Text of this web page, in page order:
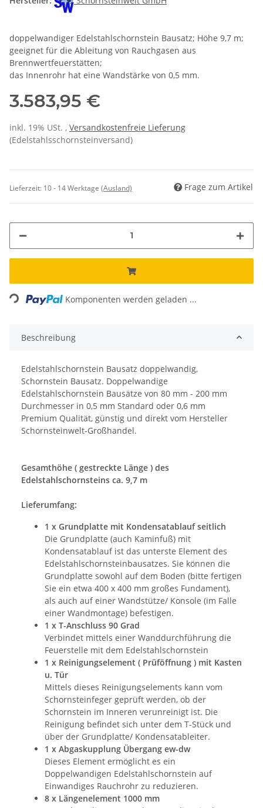
doppelwandiger Edelstahlschornstein Bausatz; Höhe 9,7 m;
geeignet für die Ableitung von Rauchgasen aus
Brennwertfeuerstätten;
das Innenrohr hat eine Wandstärke von 0,5 mm.
3.583,95 €
inkl. 19% USt. , Versandkostenfreie Lieferung
(Edelstahlsschornsteinversand)
Lieferzeit: 10 - 14 Werktage (Ausland) Frage zum Artikel
Loading... Komponenten werden geladen ...
Beschreibung
Edelstahlschornstein Bausatz doppelwandig,
Schornstein Bausatz. Doppelwandige
Edelstahlschornstein Bausätze von 80 mm - 200 mm
Durchmesser in 0,5 mm Standard oder 0,6 mm
Premium Qualität, günstig und direkt vom Hersteller
Schornsteinwelt-Großhandel.
Gesamthöhe ( gestreckte Länge ) des
Edelstahlschornsteins ca. 9,7 m
Lieferumfang:
1 x Grundplatte mit Kondensatablauf seitlich
Die Grundplatte (auch Kaminfuß) mit
Kondensatablauf ist das unterste Element des
Edelstahlschornsteinbausatzes. Sie können die
Grundplatte sowohl auf dem Boden (bitte fertigen
Sie ein etwa 400 x 400 mm großes Fundament),
als auch auf einer Wandstütze/ Konsole (im Falle
einer Wandmontage) befestigen.
1 x T-Anschluss 90 Grad
Verbindet mittels einer Wanddurchführung die
Feuerstelle mit dem Edelstahlschornstein
1 x Reinigungselement ( Prüföffnung ) mit Kasten
u. Tür
Mittels dieses Reinigungselements kann vom
Schornsteinfeger geprüft werden, ob der
Schornstein im Inneren verunreinigt ist. Die
Reinigung befindet sich unter dem T-Stück und
über der Grundplatte/ Kondensatableiter.
1 x Abgaskupplung Übergang ew-dw
Dieses Element ermöglicht es ein
Doppelwandigen Edelstahlschornstein auf
Einwandiges Rauchrohr zu reduzieren.
8 x Längenelement 1000 mm